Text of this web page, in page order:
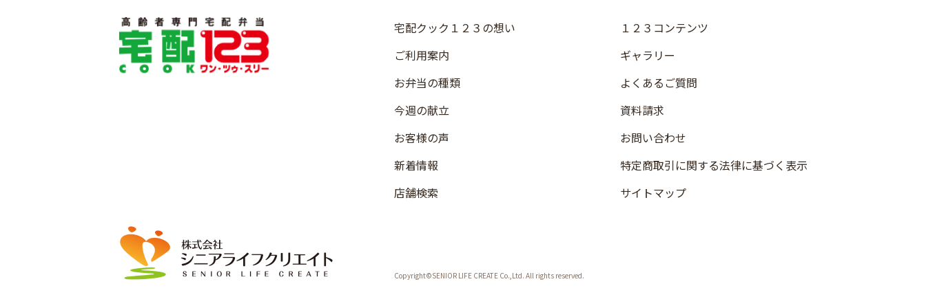
宅配クック１２３の想い
ご利用案内
お弁当の種類
今週の献立
お客様の声
新着情報
店舗検索
１２３コンテンツ
ギャラリー
よくあるご質問
資料請求
お問い合わせ
特定商取引に関する法律に基づく表示
サイトマップ
Copyright©SENIOR LIFE CREATE Co.,Ltd. All rights reserved.